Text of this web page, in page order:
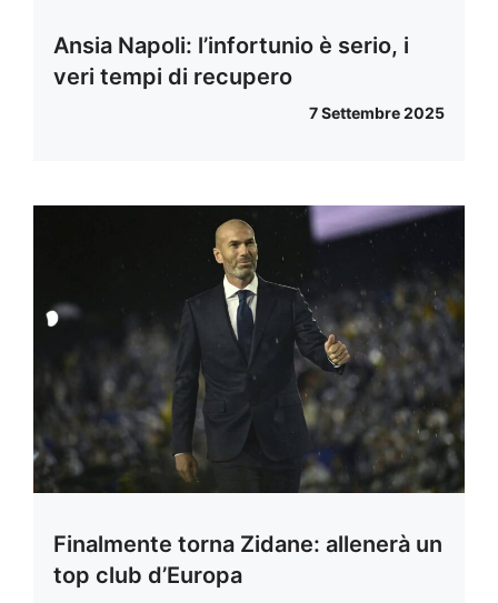
Ansia Napoli: l’infortunio è serio, i
veri tempi di recupero
7 Settembre 2025
Finalmente torna Zidane: allenerà un
top club d’Europa